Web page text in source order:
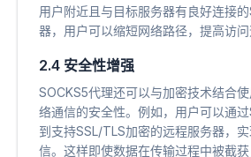
用户附近且与目标服务器有良好连接
器，用户可以缩短网络路径，提高访问
2.4 安全性增强
SOCKS5代理还可以与加密技术结合
络通信的安全性。例如，用户可以通
到支持SSL/TLS加密的远程服务器，
信。这样即使数据在传输过程中被截